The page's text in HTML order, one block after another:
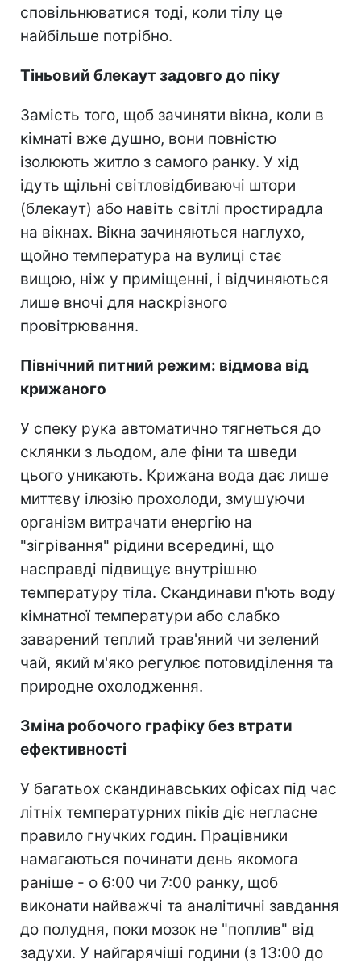
сповільнюватися тоді, коли тілу це
найбільше потрібно.
Тіньовий блекаут задовго до піку
Замість того, щоб зачиняти вікна, коли в
кімнаті вже душно, вони повністю
ізолюють житло з самого ранку. У хід
ідуть щільні світловідбиваючі штори
(блекаут) або навіть світлі простирадла
на вікнах. Вікна зачиняються наглухо,
щойно температура на вулиці стає
вищою, ніж у приміщенні, і відчиняються
лише вночі для наскрізного
провітрювання.
Північний питний режим: відмова від
крижаного
У спеку рука автоматично тягнеться до
склянки з льодом, але фіни та шведи
цього уникають. Крижана вода дає лише
миттєву ілюзію прохолоди, змушуючи
організм витрачати енергію на
"зігрівання" рідини всередині, що
насправді підвищує внутрішню
температуру тіла. Скандинави п'ють воду
кімнатної температури або слабко
заварений теплий трав'яний чи зелений
чай, який м'яко регулює потовиділення та
природне охолодження.
Зміна робочого графіку без втрати
ефективності
У багатьох скандинавських офісах під час
літніх температурних піків діє негласне
правило гнучких годин. Працівники
намагаються починати день якомога
раніше - о 6:00 чи 7:00 ранку, щоб
виконати найважчі та аналітичні завдання
до полудня, поки мозок не "поплив" від
задухи. У найгарячіші години (з 13:00 до